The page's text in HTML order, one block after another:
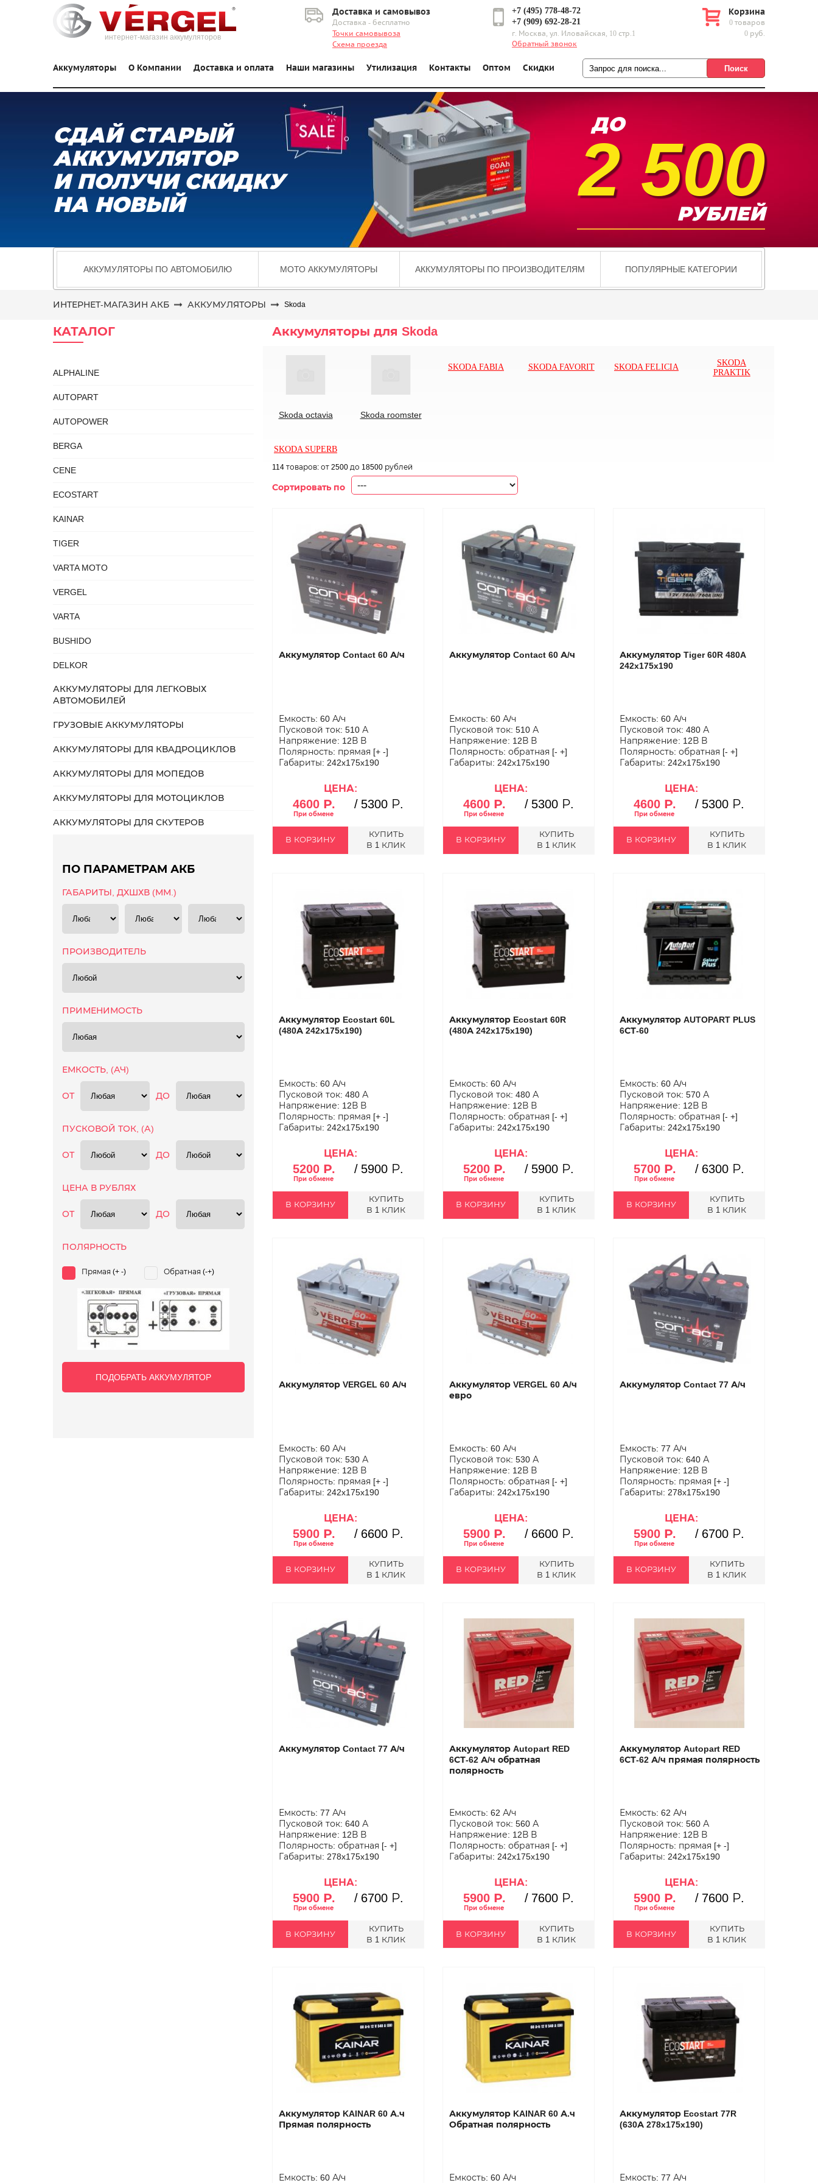
интернет-магазин аккумуляторов
Доставка и самовывоз
Доставка - бесплатно
Точки самовывоза
Схема проезда
+7 (495) 778-48-72
+7 (909) 692-28-21
г. Москва, ул. Иловайская, 10 стр.1
Обратный звонок
Корзина
0 товаров
0 руб.
Аккумуляторы О Компании Доставка и оплата Наши магазины Утилизация Контакты Оптом Скидки
СДАЙ СТАРЫЙ
АККУМУЛЯТОР
И ПОЛУЧИ СКИДКУ
НА НОВЫЙ
2 500
АККУМУЛЯТОРЫ ПО АВТОМОБИЛЮ МОТО АККУМУЛЯТОРЫ АККУМУЛЯТОРЫ ПО ПРОИЗВОДИТЕЛЯМ ПОПУЛЯРНЫЕ КАТЕГОРИИ
ИНТЕРНЕТ-МАГАЗИН АКБ АККУМУЛЯТОРЫ Skoda
КАТАЛОГ
ALPHALINE
AUTOPART
AUTOPOWER
BERGA
CENE
ECOSTART
KAINAR
TIGER
VARTA MOTO
VERGEL
VARTA
BUSHIDO
DELKOR
АККУМУЛЯТОРЫ ДЛЯ ЛЕГКОВЫХ
АВТОМОБИЛЕЙ
ГРУЗОВЫЕ АККУМУЛЯТОРЫ
АККУМУЛЯТОРЫ ДЛЯ КВАДРОЦИКЛОВ
АККУМУЛЯТОРЫ ДЛЯ МОПЕДОВ
АККУМУЛЯТОРЫ ДЛЯ МОТОЦИКЛОВ
АККУМУЛЯТОРЫ ДЛЯ СКУТЕРОВ
ПО ПАРАМЕТРАМ АКБ
ГАБАРИТЫ, ДХШХВ (ММ.)
ПРОИЗВОДИТЕЛЬ
ПРИМЕНИМОСТЬ
ЕМКОСТЬ, (АЧ)
ОТ ДО
ПУСКОВОЙ ТОК, (А)
ОТ ДО
ЦЕНА В РУБЛЯХ
ОТ ДО
ПОЛЯРНОСТЬ
Прямая (+ -) Обратная (-+)
ПОДОБРАТЬ АККУМУЛЯТОР
Аккумуляторы для Skoda
Skoda octavia Skoda roomster
SKODA FABIA SKODA FAVORIT SKODA FELICIA
SKODA
PRAKTIK
SKODA SUPERB
114 товаров: от 2500 до 18500 рублей
Сортировать по
Аккумулятор Contact 60 А/ч
Емкость: 60 А/ч
Пусковой ток: 510 А
Напряжение: 12В В
Полярность: прямая [+ -]
Габариты: 242x175x190
ЦЕНА:
4600 Р. / 5300 Р.
В КОРЗИНУ
КУПИТЬ
В 1 КЛИК
Аккумулятор Contact 60 А/ч
Емкость: 60 А/ч
Пусковой ток: 510 А
Напряжение: 12В В
Полярность: обратная [- +]
Габариты: 242x175x190
ЦЕНА:
4600 Р. / 5300 Р.
В КОРЗИНУ
КУПИТЬ
В 1 КЛИК
Аккумулятор Tiger 60R 480A
242x175x190
Емкость: 60 А/ч
Пусковой ток: 480 А
Напряжение: 12В В
Полярность: обратная [- +]
Габариты: 242x175x190
ЦЕНА:
4600 Р. / 5300 Р.
В КОРЗИНУ
КУПИТЬ
В 1 КЛИК
Аккумулятор Ecostart 60L
(480А 242x175x190)
Емкость: 60 А/ч
Пусковой ток: 480 А
Напряжение: 12В В
Полярность: прямая [+ -]
Габариты: 242x175x190
ЦЕНА:
5200 Р. / 5900 Р.
В КОРЗИНУ
КУПИТЬ
В 1 КЛИК
Аккумулятор Ecostart 60R
(480А 242x175x190)
Емкость: 60 А/ч
Пусковой ток: 480 А
Напряжение: 12В В
Полярность: обратная [- +]
Габариты: 242x175x190
ЦЕНА:
5200 Р. / 5900 Р.
В КОРЗИНУ
КУПИТЬ
В 1 КЛИК
Аккумулятор AUTOPART PLUS
6СТ-60
Емкость: 60 А/ч
Пусковой ток: 570 А
Напряжение: 12В В
Полярность: обратная [- +]
Габариты: 242x175x190
ЦЕНА:
5700 Р. / 6300 Р.
В КОРЗИНУ
КУПИТЬ
В 1 КЛИК
Аккумулятор VERGEL 60 А/ч
Емкость: 60 А/ч
Пусковой ток: 530 А
Напряжение: 12В В
Полярность: прямая [+ -]
Габариты: 242x175x190
ЦЕНА:
5900 Р. / 6600 Р.
В КОРЗИНУ
КУПИТЬ
В 1 КЛИК
Аккумулятор VERGEL 60 А/ч
евро
Емкость: 60 А/ч
Пусковой ток: 530 А
Напряжение: 12В В
Полярность: обратная [- +]
Габариты: 242x175x190
ЦЕНА:
5900 Р. / 6600 Р.
В КОРЗИНУ
КУПИТЬ
В 1 КЛИК
Аккумулятор Contact 77 А/ч
Емкость: 77 А/ч
Пусковой ток: 640 А
Напряжение: 12В В
Полярность: прямая [+ -]
Габариты: 278x175x190
ЦЕНА:
5900 Р. / 6700 Р.
В КОРЗИНУ
КУПИТЬ
В 1 КЛИК
Аккумулятор Contact 77 А/ч
Емкость: 77 А/ч
Пусковой ток: 640 А
Напряжение: 12В В
Полярность: обратная [- +]
Габариты: 278x175x190
ЦЕНА:
5900 Р. / 6700 Р.
В КОРЗИНУ
КУПИТЬ
В 1 КЛИК
Аккумулятор Autopart RED
6СТ-62 А/ч обратная
полярность
Емкость: 62 А/ч
Пусковой ток: 560 А
Напряжение: 12В В
Полярность: обратная [- +]
Габариты: 242x175x190
ЦЕНА:
5900 Р. / 7600 Р.
В КОРЗИНУ
КУПИТЬ
В 1 КЛИК
Аккумулятор Autopart RED
6СТ-62 А/ч прямая полярность
Емкость: 62 А/ч
Пусковой ток: 560 А
Напряжение: 12В В
Полярность: прямая [+ -]
Габариты: 242x175x190
ЦЕНА:
5900 Р. / 7600 Р.
В КОРЗИНУ
КУПИТЬ
В 1 КЛИК
Аккумулятор KAINAR 60 А.ч
Прямая полярность
Емкость: 60 А/ч
Аккумулятор KAINAR 60 А.ч
Обратная полярность
Емкость: 60 А/ч
Аккумулятор Ecostart 77R
(630А 278x175x190)
Емкость: 77 А/ч